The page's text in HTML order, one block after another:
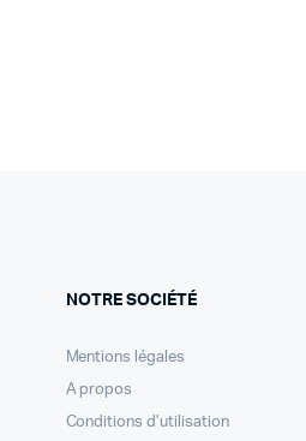
NOTRE SOCIÉTÉ
Mentions légales
A propos
Conditions d’utilisation